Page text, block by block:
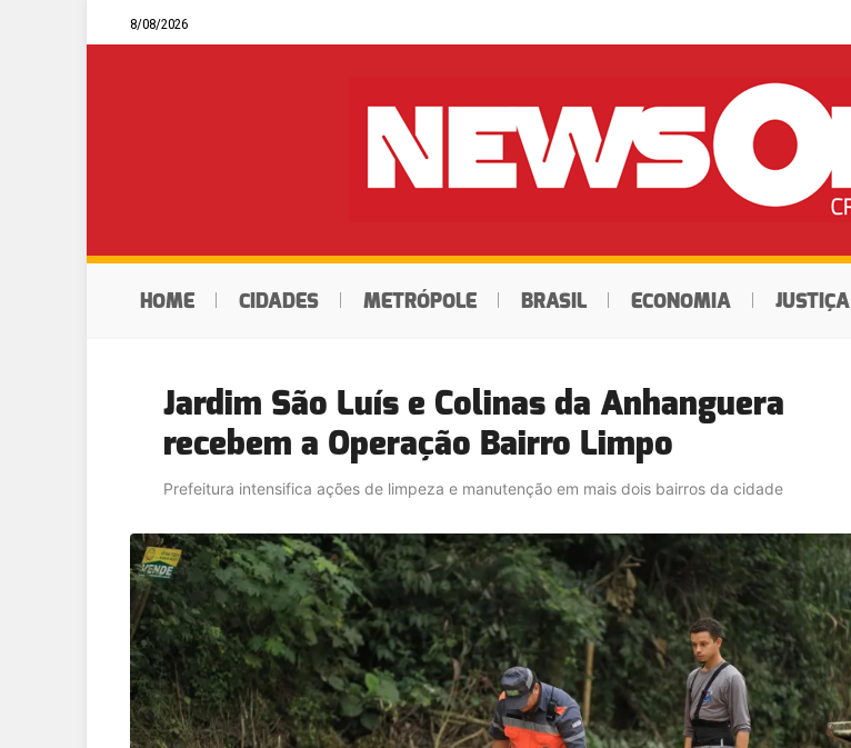
8/08/2026
HOME CIDADES METRÓPOLE BRASIL ECONOMIA JUSTIÇA
Jardim São Luís e Colinas da Anhanguera
recebem a Operação Bairro Limpo
Prefeitura intensifica ações de limpeza e manutenção em mais dois bairros da cidade